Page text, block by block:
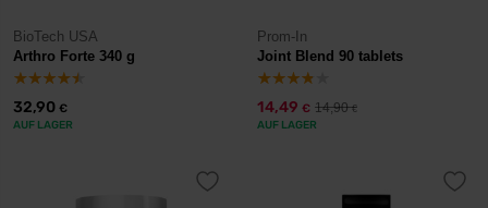
BioTech USA
Arthro Forte 340 g
32,90 €
AUF LAGER
Prom-In
Joint Blend 90 tablets
14,49 € 14,90€
AUF LAGER